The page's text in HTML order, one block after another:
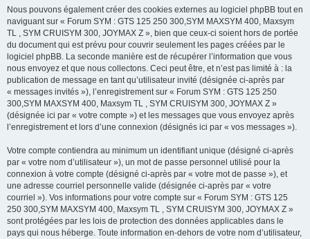
Nous pouvons également créer des cookies externes au logiciel phpBB tout en
naviguant sur « Forum SYM : GTS 125 250 300,SYM MAXSYM 400, Maxsym
TL , SYM CRUISYM 300, JOYMAX Z », bien que ceux-ci soient hors de portée
du document qui est prévu pour couvrir seulement les pages créées par le
logiciel phpBB. La seconde manière est de récupérer l’information que vous
nous envoyez et que nous collectons. Ceci peut être, et n’est pas limité à : la
publication de message en tant qu’utilisateur invité (désignée ci-après par
« messages invités »), l’enregistrement sur « Forum SYM : GTS 125 250
300,SYM MAXSYM 400, Maxsym TL , SYM CRUISYM 300, JOYMAX Z »
(désignée ici par « votre compte ») et les messages que vous envoyez après
l’enregistrement et lors d’une connexion (désignés ici par « vos messages »).
Votre compte contiendra au minimum un identifiant unique (désigné ci-après
par « votre nom d’utilisateur »), un mot de passe personnel utilisé pour la
connexion à votre compte (désigné ci-après par « votre mot de passe »), et
une adresse courriel personnelle valide (désignée ci-après par « votre
courriel »). Vos informations pour votre compte sur « Forum SYM : GTS 125
250 300,SYM MAXSYM 400, Maxsym TL , SYM CRUISYM 300, JOYMAX Z »
sont protégées par les lois de protection des données applicables dans le
pays qui nous héberge. Toute information en-dehors de votre nom d’utilisateur,